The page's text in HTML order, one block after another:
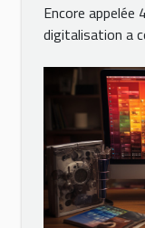
Encore appelée
digitalisation a